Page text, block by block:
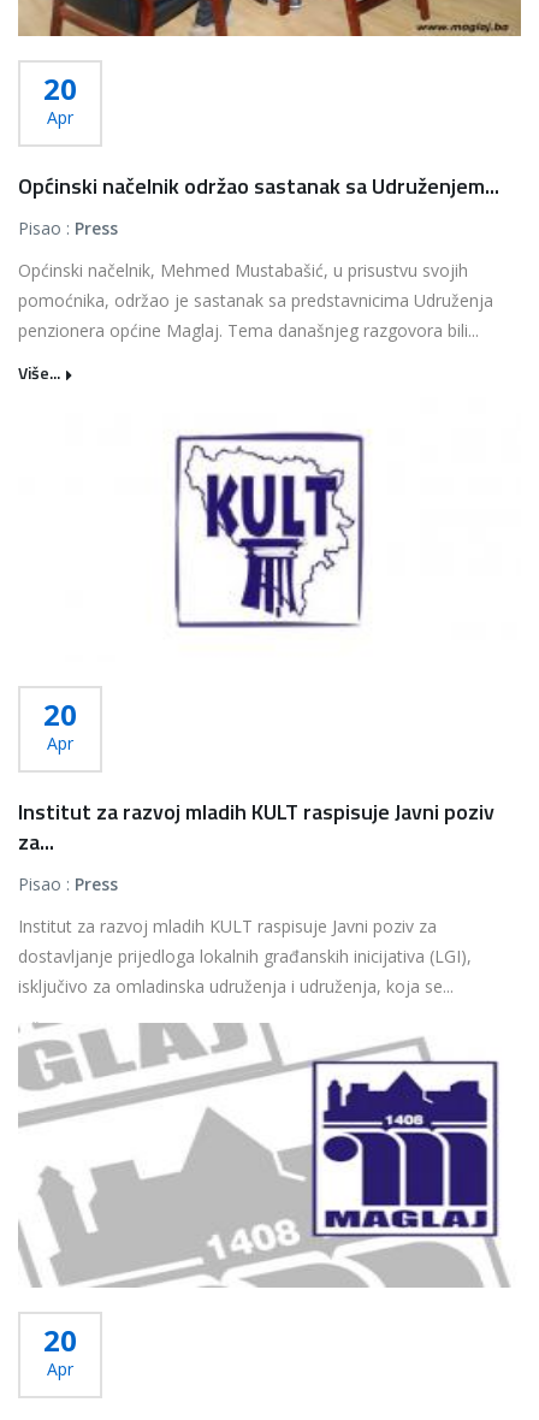
20
Apr
Općinski načelnik održao sastanak sa Udruženjem...
Pisao : Press
Općinski načelnik, Mehmed Mustabašić, u prisustvu svojih
pomoćnika, održao je sastanak sa predstavnicima Udruženja
penzionera općine Maglaj. Tema današnjeg razgovora bili...
Više...
20
Apr
Institut za razvoj mladih KULT raspisuje Javni poziv
za...
Pisao : Press
Institut za razvoj mladih KULT raspisuje Javni poziv za
dostavljanje prijedloga lokalnih građanskih inicijativa (LGI),
isključivo za omladinska udruženja i udruženja, koja se...
Više...
20
Apr